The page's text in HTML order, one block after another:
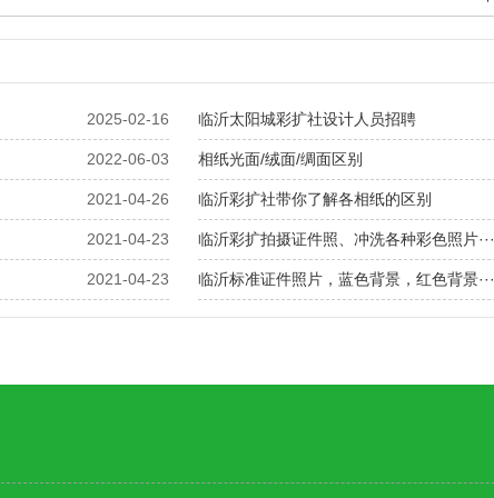
2025-02-16 临沂太阳城彩扩社设计人员招聘
2022-06-03 相纸光面/绒面/绸面区别
2021-04-26 临沂彩扩社带你了解各相纸的区别
2021-04-23 临沂彩扩拍摄证件照、冲洗各种彩色照片···
2021-04-23 临沂标准证件照片，蓝色背景，红色背景···